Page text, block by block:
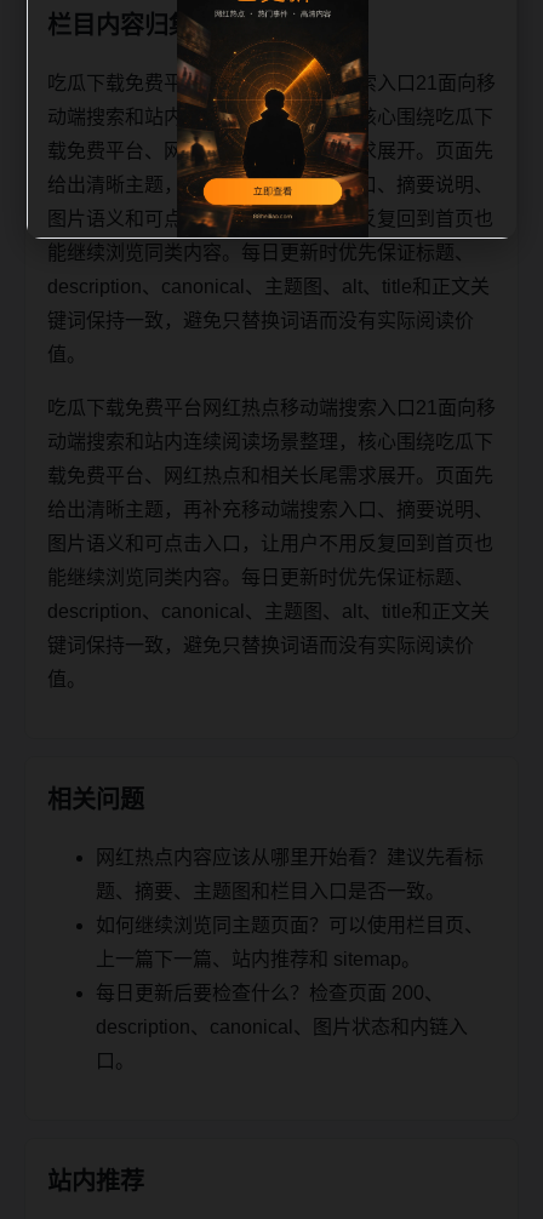
栏目内容归集
吃瓜下载免费平台网红热点移动端搜索入口21面向移
动端搜索和站内连续阅读场景整理，核心围绕吃瓜下
载免费平台、网红热点和相关长尾需求展开。页面先
给出清晰主题，再补充移动端搜索入口、摘要说明、
图片语义和可点击入口，让用户不用反复回到首页也
能继续浏览同类内容。每日更新时优先保证标题、
description、canonical、主题图、alt、title和正文关
键词保持一致，避免只替换词语而没有实际阅读价
值。
吃瓜下载免费平台网红热点移动端搜索入口21面向移
动端搜索和站内连续阅读场景整理，核心围绕吃瓜下
载免费平台、网红热点和相关长尾需求展开。页面先
给出清晰主题，再补充移动端搜索入口、摘要说明、
图片语义和可点击入口，让用户不用反复回到首页也
能继续浏览同类内容。每日更新时优先保证标题、
description、canonical、主题图、alt、title和正文关
键词保持一致，避免只替换词语而没有实际阅读价
值。
相关问题
网红热点内容应该从哪里开始看？建议先看标
题、摘要、主题图和栏目入口是否一致。
如何继续浏览同主题页面？可以使用栏目页、
上一篇下一篇、站内推荐和 sitemap。
每日更新后要检查什么？检查页面 200、
description、canonical、图片状态和内链入
口。
站内推荐